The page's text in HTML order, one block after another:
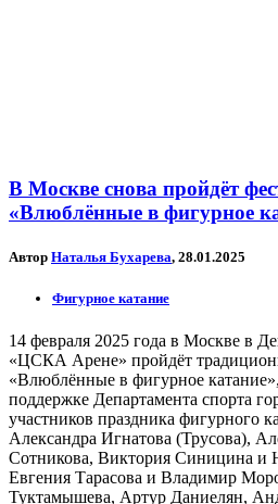
В Москве снова пройдёт
«Влюблённые в фигурное
Автор Наталья Бухарева, 28.01.2025
Фигурное катание
14 февраля 2025 года в Москве в
«ЦСКА Арене» пройдёт
«Влюблённые в фигурное
поддержке Департамента спорта
участников праздника фигурного
Александра Игнатова (Трусова),
Сотникова, Виктория Синицина и
Евгения Тарасова и Владимир
Туктамышева, Артур Даниелян,